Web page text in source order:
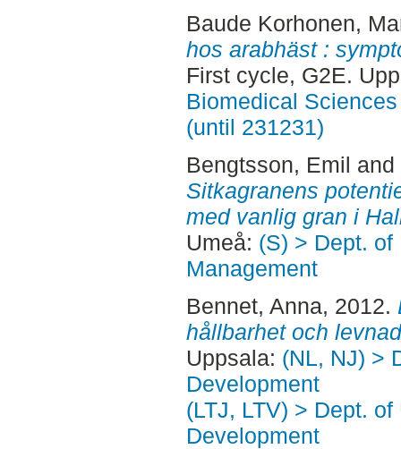
Baude Korhonen,
hos arabhäst :
First cycle, G2E.
Biomedical
(until 231231)
Bengtsson, Emil and
Sitkagranens
med vanlig gran i
Umeå: (S) > Dept.
Management
Bennet, Anna, 2012.
hållbarhet och
Uppsala: (NL, NJ) >
Development
(LTJ, LTV) > Dept.
Development